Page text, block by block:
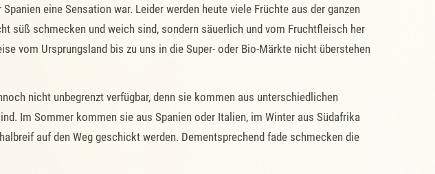
eine Sensation war. Leider werden heute viele Früchte aus der ganzen
süß schmecken und weich sind, sondern säuerlich und vom Fruchtfleisch her
vom Ursprungsland bis zu uns in die Super- oder Bio-Märkte nicht überstehen
nicht unbegrenzt verfügbar, denn sie kommen aus unterschiedlichen
Im Sommer kommen sie aus Spanien oder Italien, im Winter aus Südafrika
auf den Weg geschickt werden. Dementsprechend fade schmecken die